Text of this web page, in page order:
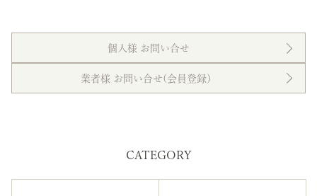
個人様 お問い合せ
業者様 お問い合せ(会員登録）
CATEGORY